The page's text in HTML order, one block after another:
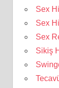
Sex
Sex
Sex
Sikiş